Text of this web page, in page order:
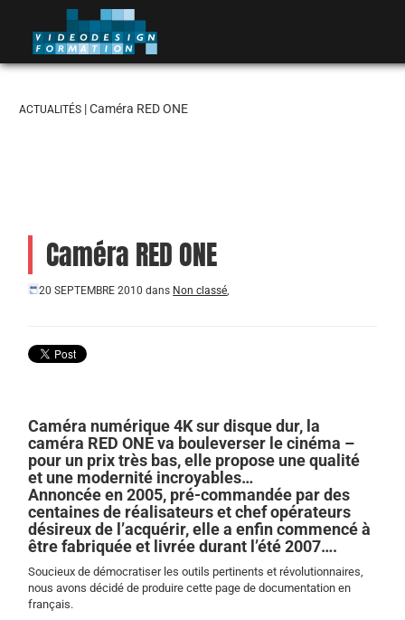
ACTUALITÉS | Caméra RED ONE
Caméra RED ONE
20 SEPTEMBRE 2010 dans Non classé,
Caméra numérique 4K sur disque dur, la
caméra RED ONE va bouleverser le cinéma –
pour un prix très bas, elle propose une qualité
et une modernité incroyables…
Annoncée en 2005, pré-commandée par des
centaines de réalisateurs et chef opérateurs
désireux de l’acquérir, elle a enfin commencé à
être fabriquée et livrée durant l’été 2007….
Soucieux de démocratiser les outils pertinents et révolutionnaires,
nous avons décidé de produire cette page de documentation en
français.